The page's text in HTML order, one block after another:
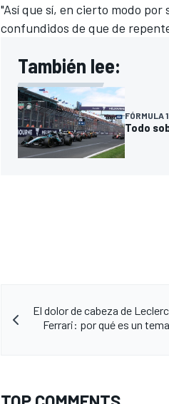
"Así que sí, en cierto modo
confundidos de que de
También lee:
FÓRMULA 1
Todo
El dolor de cabeza de
Ferrari: por qué es un